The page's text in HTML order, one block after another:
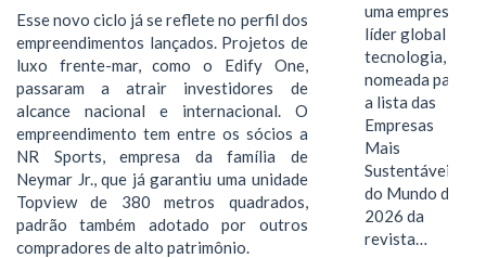
Esse novo ciclo já se reflete no perfil dos
empreendimentos lançados. Projetos de
luxo frente-mar, como o Edify One,
passaram a atrair investidores de
alcance nacional e internacional. O
empreendimento tem entre os sócios a
NR Sports, empresa da família de
Neymar Jr., que já garantiu uma unidade
Topview de 380 metros quadrados,
padrão também adotado por outros
compradores de alto patrimônio.
uma empresa
líder global em
tecnologia, foi
nomeada para
a lista das
Empresas
Mais
Sustentáveis
do Mundo de
2026 da
revista…